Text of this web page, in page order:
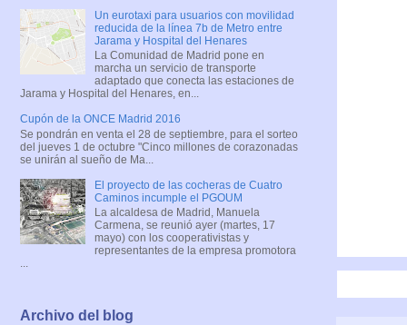
Un eurotaxi para usuarios con movilidad
reducida de la línea 7b de Metro entre
Jarama y Hospital del Henares
La Comunidad de Madrid pone en
marcha un servicio de transporte
adaptado que conecta las estaciones de
Jarama y Hospital del Henares, en...
Cupón de la ONCE Madrid 2016
Se pondrán en venta el 28 de septiembre, para el sorteo
del jueves 1 de octubre "Cinco millones de corazonadas
se unirán al sueño de Ma...
El proyecto de las cocheras de Cuatro
Caminos incumple el PGOUM
La alcaldesa de Madrid, Manuela
Carmena, se reunió ayer (martes, 17
mayo) con los cooperativistas y
representantes de la empresa promotora
...
Archivo del blog